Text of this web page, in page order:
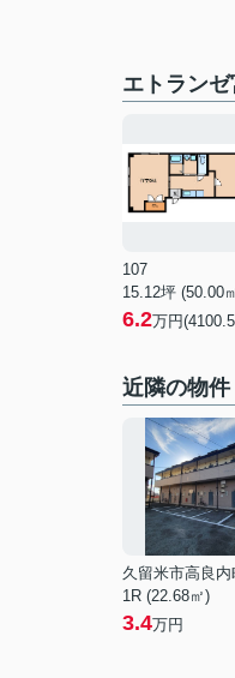
エトラン
107
15.12坪 (50.00
6.2万円
近隣の物件
久留米市高良内
1R (22.68㎡)
3.4万円